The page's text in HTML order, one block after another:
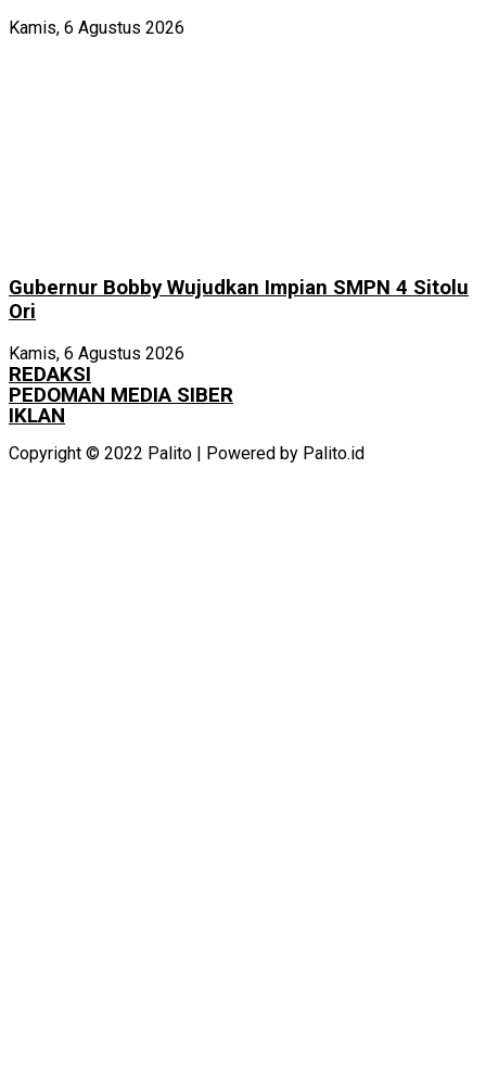
Kamis, 6 Agustus 2026
Gubernur Bobby Wujudkan Impian SMPN 4 Sitolu
Ori
Kamis, 6 Agustus 2026
REDAKSI
PEDOMAN MEDIA SIBER
IKLAN
Copyright © 2022 Palito | Powered by Palito.id